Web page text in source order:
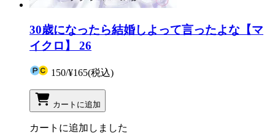
30歳になったら結婚しよって言ったよな【マ
イクロ】 26
150/¥165(税込)
カートに追加
カートに追加しました